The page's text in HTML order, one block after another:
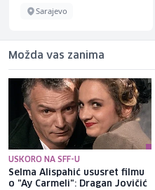
Sarajevo
Možda vas zanima
USKORO NA SFF-U
Selma Alispahić ususret filmu
o "Ay Carmeli": Dragan Jovičić